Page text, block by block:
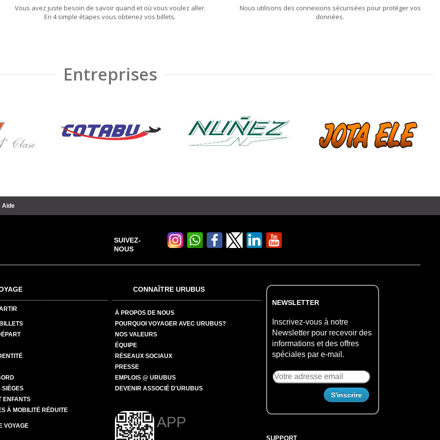
Vous avez juste besoin de savoir quand et où vous voulez aller.
En 4 simple étapes vous obtenez vos billets.
Nous utilisons des connexions sécurisées pour protéger vos
données.
Entreprises
Aide
SUIVEZ-
NOUS
SIÈGES
ENFANTS
À MOBILITÉ RÉDUITE
VOYAGE
CONNAÎTRE URUBUS
À PROPOS DE NOUS
POURQUOI VOYAGER AVEC URUBUS?
NOS VALEURS
ÉQUIPE
RÉSEAUX SOCIAUX
PRESSE
EMPLOIS @ URUBUS
DEVENIR ASSOCIÉ D'URUBUS
APP
NEWSLETTER
Inscrivez-vous à notre
Newsletter pour recevoir des
informations et des offres
spéciales par e-mail.
SUPPORT